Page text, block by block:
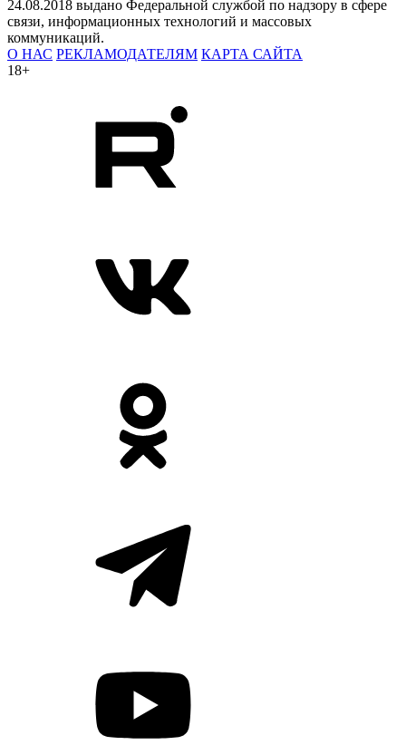
24.08.2018 выдано Федеральной службой по надзору в сфере
связи, информационных технологий и массовых
коммуникаций.
О НАС РЕКЛАМОДАТЕЛЯМ КАРТА САЙТА
18+